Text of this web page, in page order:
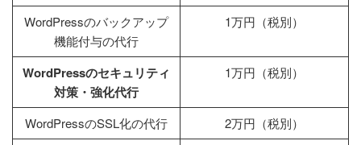
WordPressのバックアップ
機能付与の代行
1万円（税別）
WordPressのセキュリティ
対策・強化代行
1万円（税別）
WordPressのSSL化の代行
2万円（税別）